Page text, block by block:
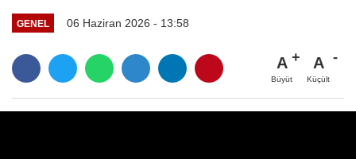
GENEL 06 Haziran 2026 - 13:58
A
Büyüt
A
Küçült